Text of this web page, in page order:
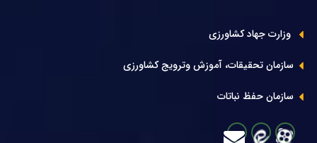
وزارت جهاد کشاورزی
سازمان تحقیقات، آموزش وترویج کشاورزی
سازمان حفظ نباتات